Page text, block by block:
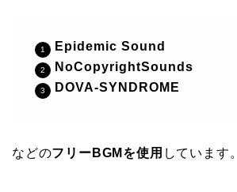
Epidemic Sound
NoCopyrightSounds
DOVA-SYNDROME
などのフリーBGMを使用 しています。